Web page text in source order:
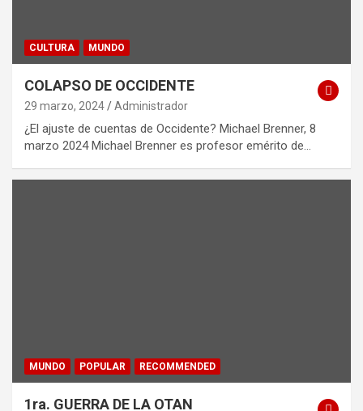
CULTURA MUNDO
COLAPSO DE OCCIDENTE
29 marzo, 2024 Administrador
¿El ajuste de cuentas de Occidente? Michael Brenner, 8
marzo 2024 Michael Brenner es profesor emérito de…
MUNDO POPULAR RECOMMENDED
1ra. GUERRA DE LA OTAN